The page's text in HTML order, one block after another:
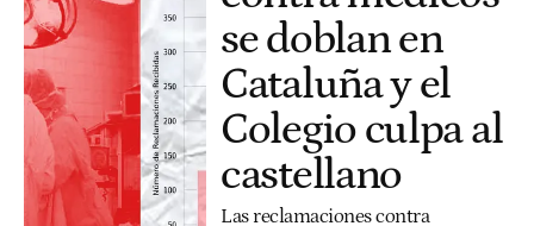
se doblan en
Cataluña y el
Colegio culpa al
castellano
Las reclamaciones contra